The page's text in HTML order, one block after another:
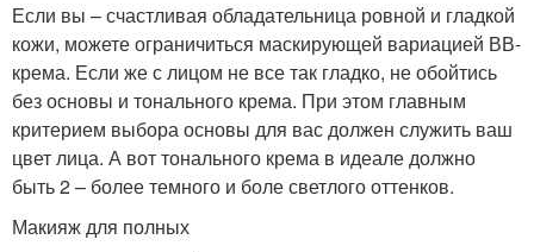
Если вы – счастливая обладательница ровной и гладкой
кожи, можете ограничиться маскирующей вариацией ВВ-
крема. Если же с лицом не все так гладко, не обойтись
без основы и тонального крема. При этом главным
критерием выбора основы для вас должен служить ваш
цвет лица. А вот тонального крема в идеале должно
быть 2 – более темного и боле светлого оттенков.
Макияж для полных